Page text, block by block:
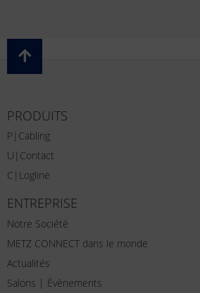
PRODUITS
P|Cabling
U|Contact
C|Logline
ENTREPRISE
Notre Société
METZ CONNECT dans le monde
Actualités
Salons | Évènements